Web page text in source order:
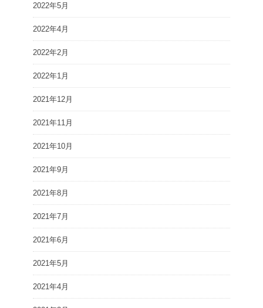
2022年5月
2022年4月
2022年2月
2022年1月
2021年12月
2021年11月
2021年10月
2021年9月
2021年8月
2021年7月
2021年6月
2021年5月
2021年4月